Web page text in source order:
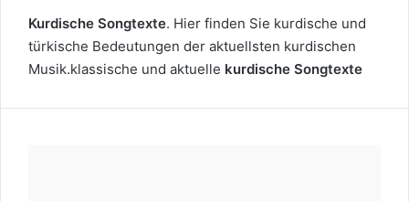
Kurdische Songtexte. Hier finden Sie kurdische und
türkische Bedeutungen der aktuellsten kurdischen
Musik.klassische und aktuelle kurdische Songtexte